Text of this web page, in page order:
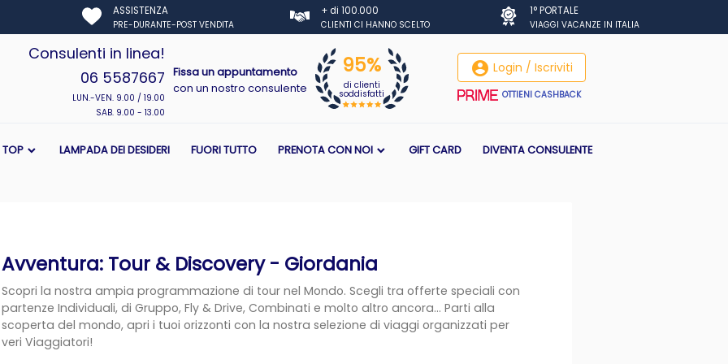
ASSISTENZA
PRE-DURANTE-POST VENDITA
+ di 100.000
CLIENTI CI HANNO SCELTO
1° PORTALE
VIAGGI VACANZE IN ITALIA
Consulenti in linea!
06 5587667
LUN.-VEN. 9.00 / 19.00
SAB. 9.00 - 13.00
Fissa un appuntamento
con un nostro consulente
account_circle Login / Iscriviti
OTTIENI CASHBACK
95%
di clienti
soddisfatti
TOP LAMPADA DEI DESIDERI FUORI TUTTO PRENOTA CON NOI GIFT CARD DIVENTA CONSULENTE
Avventura: Tour & Discovery - Giordania
Scopri la nostra ampia programmazione di tour nel Mondo. Scegli tra offerte speciali con
partenze Individuali, di Gruppo, Fly & Drive, Combinati e molto altro ancora... Parti alla
scoperta del mondo, apri i tuoi orizzonti con la nostra selezione di viaggi organizzati per
veri Viaggiatori!